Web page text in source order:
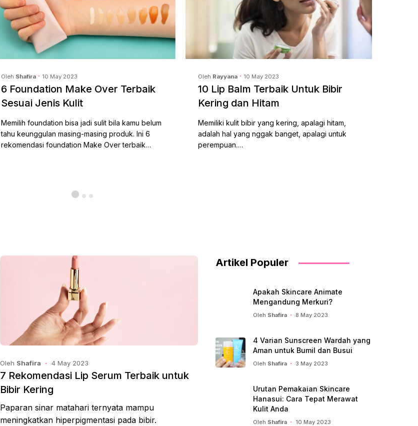
Oleh Shafira 10 May 2023
6 Foundation Make Over Terbaik
Sesuai Jenis Kulit
Memilih foundation bisa jadi sulit bila kamu belum
tahu keunggulan masing-masing produk. Ini 6
rekomendasi foundation Make Over terbaik…
Oleh Rayyana 10 May 2023
10 Lip Balm Terbaik Untuk Bibir
Kering dan Hitam
Memiliki kulit bibir yang kering, apalagi hitam,
adalah hal yang nggak banget, apalagi untuk
perempuan.…
Oleh Shafira 4 May 2023
7 Rekomendasi Lip Serum Terbaik untuk
Bibir Kering
Paparan sinar matahari ternyata mampu
meningkatkan hiperpigmentasi pada bibir.
Artikel Populer
Apakah Skincare Animate
Mengandung Merkuri?
Oleh Shafira 8 May 2023
4 Varian Sunscreen Wardah yang
Aman untuk Bumil dan Busui
Oleh Shafira 3 May 2023
Urutan Pemakaian Skincare
Hanasui: Cara Tepat Merawat
Kulit Anda
Oleh Shafira 10 May 2023